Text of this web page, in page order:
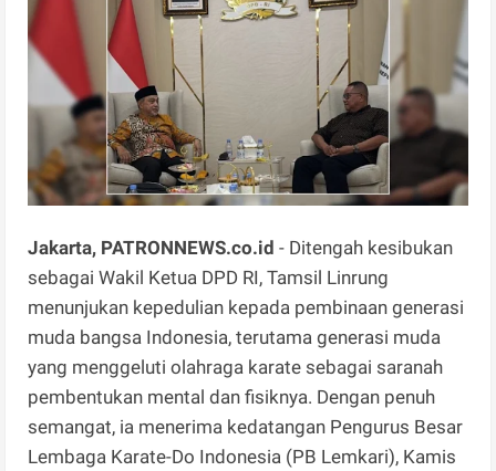
Jakarta, PATRONNEWS.co.id- Ditengah kesibukan
sebagai Wakil Ketua DPD RI, Tamsil Linrung
menunjukan kepedulian kepada pembinaan generasi
muda bangsa Indonesia, terutama generasi muda
yang menggeluti olahraga karate sebagai saranah
pembentukan mental dan fisiknya. Dengan penuh
semangat, ia menerima kedatangan Pengurus Besar
Lembaga Karate-Do Indonesia (PB Lemkari), Kamis